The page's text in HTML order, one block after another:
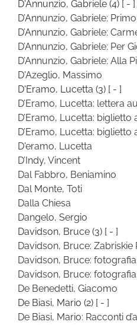
D'Annunzio, Gabriele (4) [ - ]
D’Annunzio, Gabriele:
D’Annunzio, Gabriele:
D’Annunzio, Gabriele: Per
D’Annunzio, Gabriele: Alla
D'Azeglio, Massimo
D'Eramo, Lucetta (3) [ - ]
D’Eramo, Lucetta: lettera
D’Eramo, Lucetta:
D’Eramo, Lucetta:
D'eramo, Lucetta
D’Indy, Vincent
Dal Fabbro, Beniamino
Dal Monte, Toti
Dalla Chiesa
Dangelo, Sergio
Davidson, Bruce (3) [ - ]
Davidson, Bruce: Zabriskie
Davidson, Bruce:
Davidson, Bruce:
De Benedetti, Giacomo
De Biasi, Mario (2) [ - ]
De Biasi, Mario: Racconti